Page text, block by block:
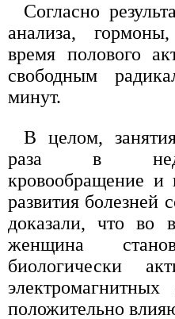
Согласно
анализа,
время полового
свободным
минут.
В целом,
раза в
кровообращение и
развития болезней
доказали, что во
женщина
биологически
положительно